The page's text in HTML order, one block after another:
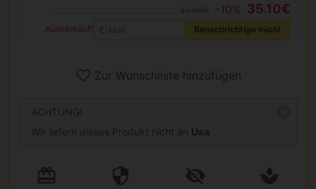
-10% 35.10€
Ausverkauft Benachrichtige mich!
Zur Wunschliste hinzufügen
ACHTUNG!
Wir liefern dieses Produkt nicht an Usa